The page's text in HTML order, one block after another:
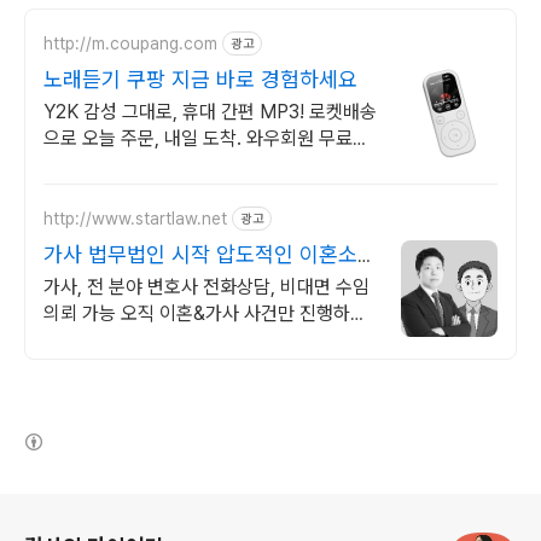
http://m.coupang.com 광고
노래듣기 쿠팡 지금 바로 경험하세요
Y2K 감성 그대로, 휴대 간편 MP3! 로켓배송
으로 오늘 주문, 내일 도착. 와우회원 무료배
http://www.startlaw.net 광고
가사 법무법인 시작 압도적인 이혼소송
승소사례
가사, 전 분야 변호사 전화상담, 비대면 수임
의뢰 가능 오직 이혼&가사 사건만 진행하는